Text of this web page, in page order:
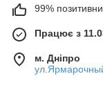
99%
Працює з
м. Дніпро